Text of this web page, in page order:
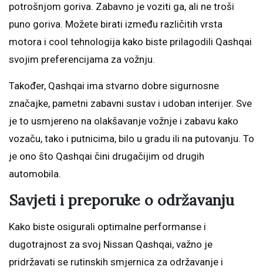
potrošnjom goriva. Zabavno je voziti ga, ali ne troši
puno goriva. Možete birati između različitih vrsta
motora i cool tehnologija kako biste prilagodili Qashqai
svojim preferencijama za vožnju.
Također, Qashqai ima stvarno dobre sigurnosne
značajke, pametni zabavni sustav i udoban interijer. Sve
je to usmjereno na olakšavanje vožnje i zabavu kako
vozaču, tako i putnicima, bilo u gradu ili na putovanju. To
je ono što Qashqai čini drugačijim od drugih
automobila.
Savjeti i preporuke o održavanju
Kako biste osigurali optimalne performanse i
dugotrajnost za svoj Nissan Qashqai, važno je
pridržavati se rutinskih smjernica za održavanje i